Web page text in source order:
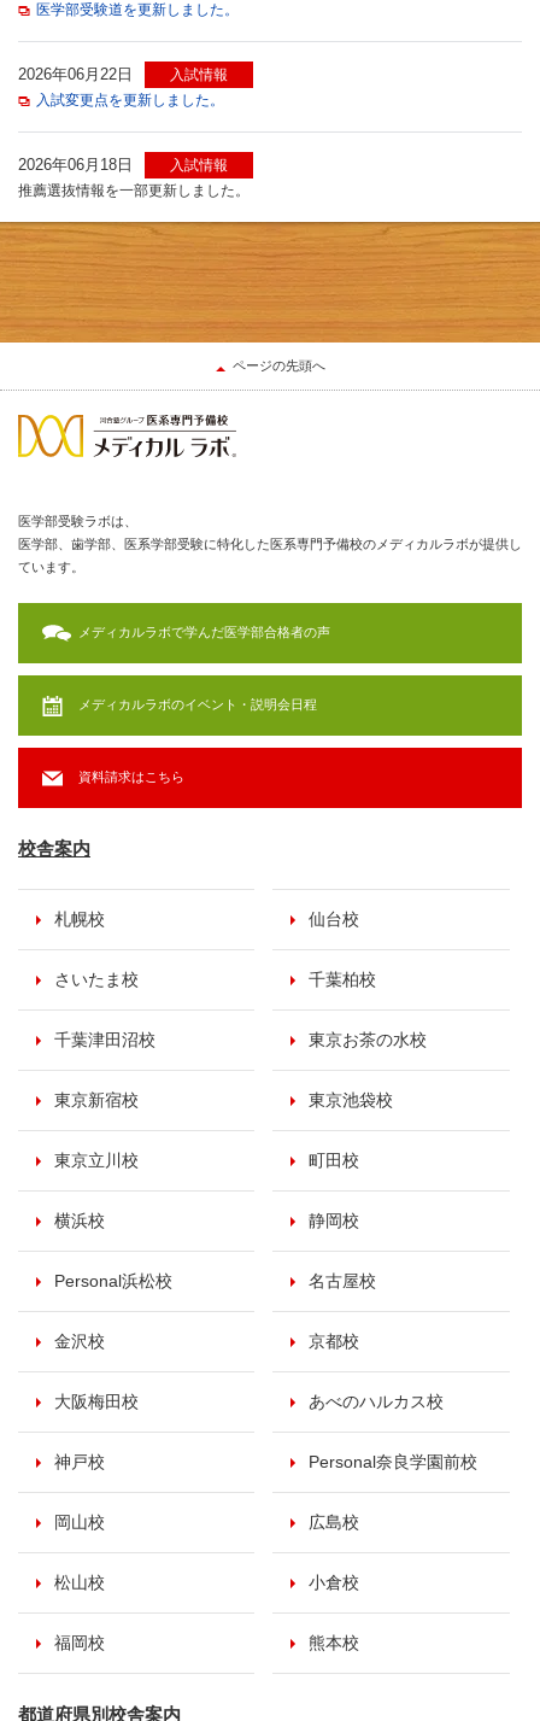
医学部受験道を更新しました。
2026年06月22日
入試情報
入試変更点を更新しました。
2026年06月18日
入試情報
推薦選抜情報を一部更新しました。
ページの先頭へ
医学部受験ラボは、
医学部、歯学部、医系学部受験に特化した医系専門予備校のメディカルラボが提供し
ています。
メディカルラボで学んだ医学部合格者の声
メディカルラボのイベント・説明会日程
資料請求はこちら
校舎案内
札幌校 仙台校
さいたま校 千葉柏校
千葉津田沼校 東京お茶の水校
東京新宿校 東京池袋校
東京立川校 町田校
横浜校 静岡校
Personal浜松校 名古屋校
金沢校 京都校
大阪梅田校 あべのハルカス校
神戸校 Personal奈良学園前校
岡山校 広島校
松山校 小倉校
福岡校 熊本校
都道府県別校舎案内